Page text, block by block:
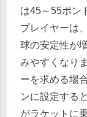
は45～55ポン
プレイヤーは
球の安定性が
みやすくなり
ーを求める場
ンに設定する
がラケットに